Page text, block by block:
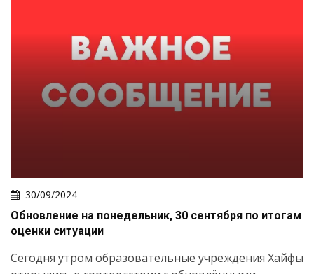
30/09/2024
Обновление на понедельник, 30 сентября по итогам
оценки ситуации
Сегодня утром образовательные учреждения Хайфы